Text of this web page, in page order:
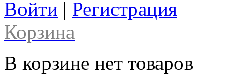
Войти | Регистрация
Корзина
В корзине нет товаров